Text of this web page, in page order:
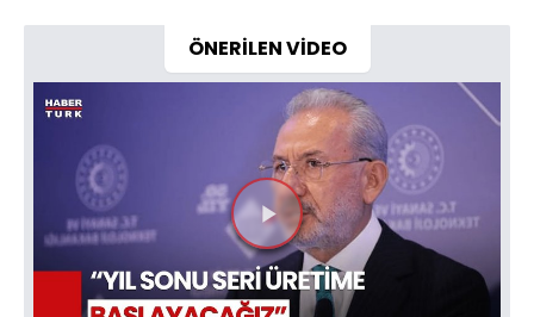
ÖNERİLEN VİDEO
Videoyu
Oynat